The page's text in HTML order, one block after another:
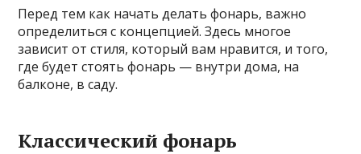
Перед тем как начать делать фонарь, важно
определиться с концепцией. Здесь многое
зависит от стиля, который вам нравится, и того,
где будет стоять фонарь — внутри дома, на
балконе, в саду.
Классический фонарь